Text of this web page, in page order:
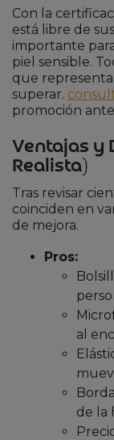
Con la
está libre de
importante
piel sensible.
que
superar.
promoción
Ventajas y
Realista)
Tras revisar
coinciden en
de mejora.
Pros:
al
de la